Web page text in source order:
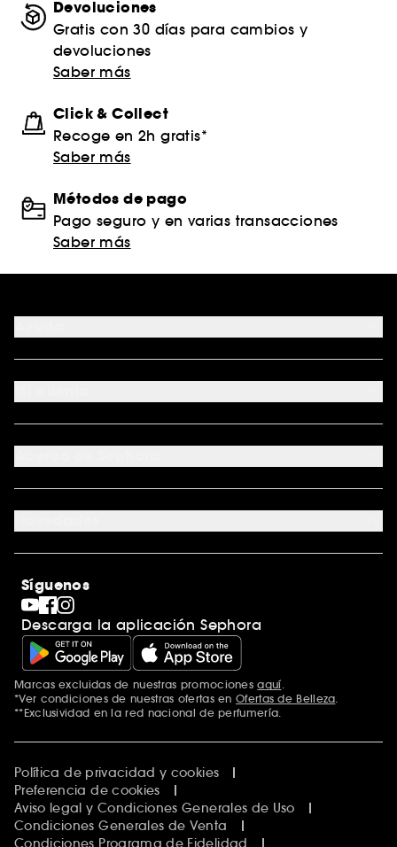
Devoluciones
Gratis con 30 días para cambios y
devoluciones
Saber más
Click & Collect
Recoge en 2h gratis*
Saber más
Métodos de pago
Pago seguro y en varias transacciones
Saber más
FAQ
Formas de pago
Tarjeta regalo física
Tarjeta regalo para empresas
Mapa del sitio
Seguimiento del pedido
Programa de Fidelidad
Trabaja con nosotros
Blog de Sephora
Descubrir Sephora
Código promocional Sephora
Rebajas
San Valentín
Día del Padre
Premio Sephora
Día de la Madre
Calendario Adviento
Singles' Day
Black Friday
Cyber Monday
Síguenos
Descarga la aplicación Sephora
Marcas excluidas de nuestras promocionesaquí.
*Ver condiciones de nuestras ofertas en Ofertas de Belleza.
**Exclusividad en la red nacional de perfumería.
Política de privacidad y cookies
Preferencia de cookies
Aviso legal y Condiciones Generales de Uso
Condiciones Generales de Venta
Condiciones Programa de Fidelidad